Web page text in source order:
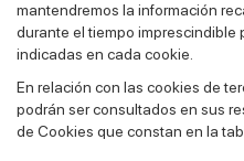
mantendremos la información
durante el tiempo imprescindible
indicadas en cada cookie.
En relación con las cookies de
podrán ser consultados en sus
de Cookies que constan en la